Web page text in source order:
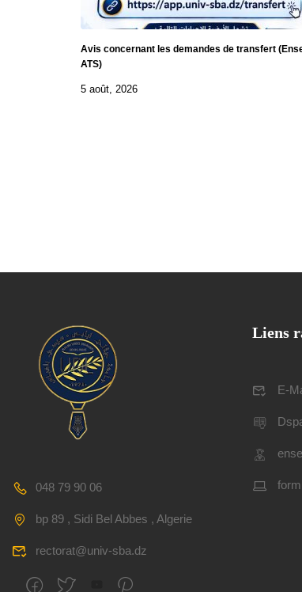
Avis concernant les demandes de transfert
ATS)
5 août, 2026
048 79 90 06
bp 89 , Sidi Bel Abbes , Algerie
rectorat@univ-sba.dz
Liens
E-